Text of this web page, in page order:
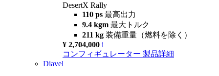
DesertX Rally
110 ps 最高出力
9.4 kgm 最大トルク
211 kg 装備重量（燃料を除く）
¥ 2,704,000 i
コンフィギュレーター 製品詳細
Diavel